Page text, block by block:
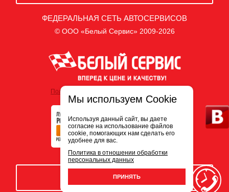
ФЕДЕРАЛЬНАЯ СЕТЬ АВТОСЕРВИСОВ
© ООО «Белый Сервис» 2009-2026
Политика обработки персональных данных
ЗАПИСЬ НА СЕРВИС
Мы используем Cookie
Используя данный сайт, вы даете
согласие на использование файлов
cookie, помогающих нам сделать его
удобнее для вас.
Политика в отношении обработки
персональных данных
ПРИНЯТЬ